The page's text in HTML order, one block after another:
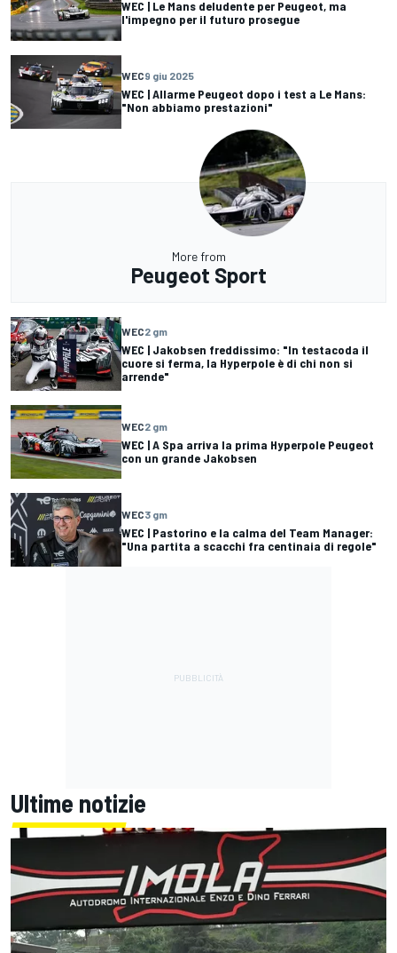
WEC | Le Mans deludente per Peugeot, ma
l'impegno per il futuro prosegue
WEC9 giu 2025
WEC | Allarme Peugeot dopo i test a Le Mans:
"Non abbiamo prestazioni"
More from
Peugeot Sport
WEC2 gm
WEC | Jakobsen freddissimo: "In testacoda il
cuore si ferma, la Hyperpole è di chi non si
arrende"
WEC2 gm
WEC | A Spa arriva la prima Hyperpole Peugeot
con un grande Jakobsen
WEC3 gm
WEC | Pastorino e la calma del Team Manager:
"Una partita a scacchi fra centinaia di regole"
Ultime notizie